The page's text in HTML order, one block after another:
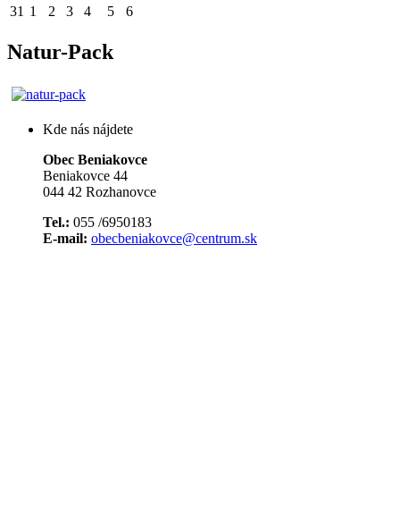
31 1 2 3 4 5 6
Natur-Pack
Kde nás nájdete
Obec Beniakovce
Beniakovce 44
044 42 Rozhanovce
Tel.: 055 /6950183
E-mail: obecbeniakovce@centrum.sk